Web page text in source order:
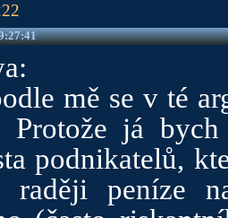
mě se v té
Protože já
podnikatelů,
raději peníze